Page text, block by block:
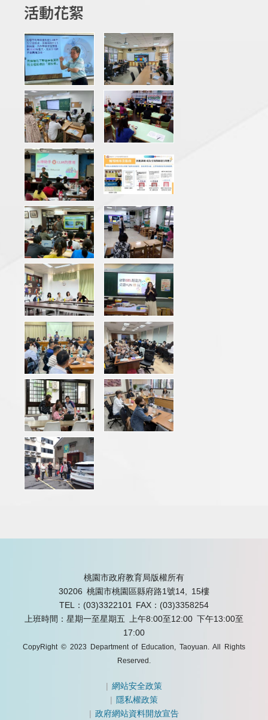
活動花絮
桃園市政府教育局版權所有
30206 桃園市桃園區縣府路1號14, 15樓
TEL：(03)3322101
FAX：(03)3358254
上班時間：星期一至星期五 上午8:00至12:00 下午13:00至
17:00
CopyRight © 2023 Department of Education, Taoyuan. All Rights
Reserved.
|網站安全政策
| 隱私權政策
|政府網站資料開放宣告